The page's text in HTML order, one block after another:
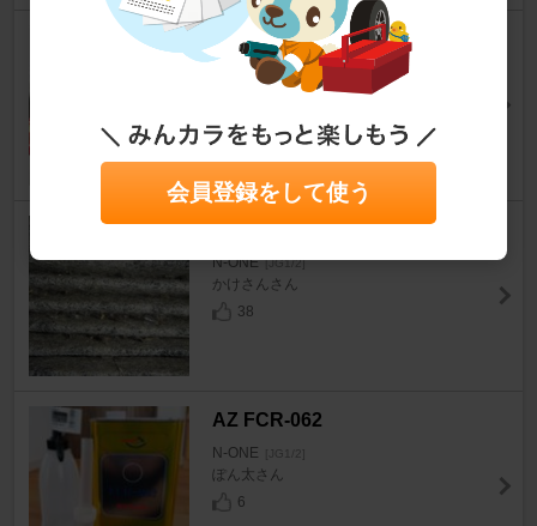
JG1 ブレーキランプ点きっぱ
なし修理
やる気になればさん
70
エアコンのフィルター交換
N-ONE [JG1/2]
かけさんさん
38
AZ FCR-062
N-ONE [JG1/2]
ぽん太さん
6
会員登録をして使う